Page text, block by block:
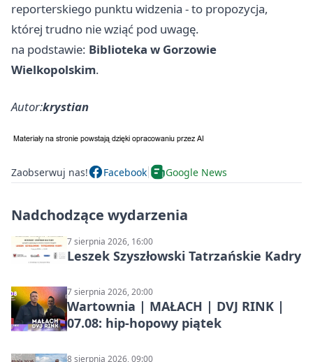
reporterskiego punktu widzenia - to propozycja,
której trudno nie wziąć pod uwagę.
na podstawie: Biblioteka w Gorzowie
Wielkopolskim.
Autor:krystian
Zaobserwuj nas! Facebook Google News
Nadchodzące wydarzenia
7 sierpnia 2026, 16:00
Leszek Szyszłowski Tatrzańskie Kadry
7 sierpnia 2026, 20:00
Wartownia | MAŁACH | DVJ RINK |
07.08: hip-hopowy piątek
8 sierpnia 2026, 09:00